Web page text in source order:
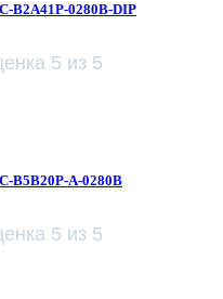
B2A41P-0280B-DIP
5 из 5
B5B20P-A-0280B
5 из 5